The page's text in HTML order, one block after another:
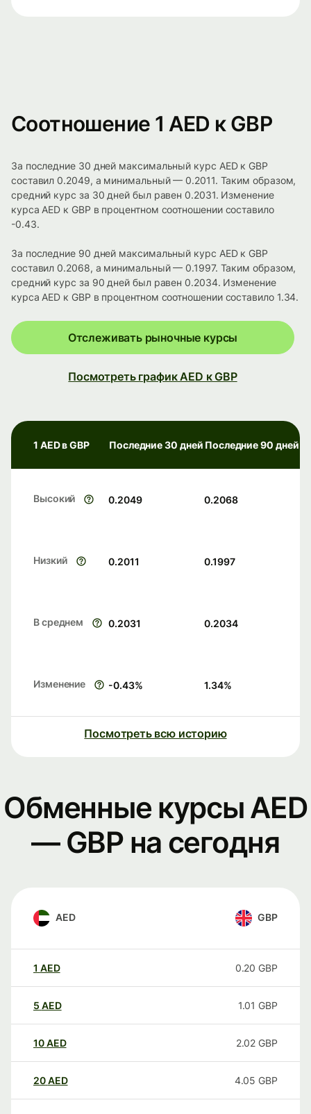
Соотношение 1 AED к GBP
За последние 30 дней максимальный курс AED к GBP
составил 0.2049, а минимальный — 0.2011. Таким образом,
средний курс за 30 дней был равен 0.2031. Изменение
курса AED к GBP в процентном соотношении составило
-0.43.
За последние 90 дней максимальный курс AED к GBP
составил 0.2068, а минимальный — 0.1997. Таким образом,
средний курс за 90 дней был равен 0.2034. Изменение
курса AED к GBP в процентном соотношении составило 1.34.
Отслеживать рыночные курсы
Посмотреть график AED к GBP
1 AED в GBP Последние 30 дней Последние 90 дней
Высокий 0.2049 0.2068
Низкий 0.2011 0.1997
В среднем 0.2031 0.2034
Изменение -0.43% 1.34%
Посмотреть всю историю
Обменные курсы AED
— GBP на сегодня
AED GBP
1 AED 0.20 GBP
5 AED 1.01 GBP
10AED 2.02 GBP
20AED 4.05 GBP